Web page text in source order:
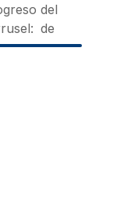
del
de